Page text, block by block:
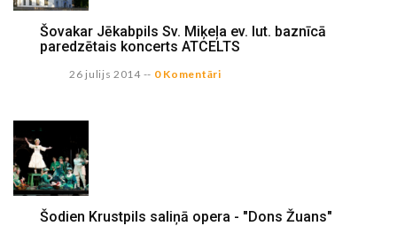
Šovakar Jēkabpils Sv. Miķeļa ev. lut. baznīcā
paredzētais koncerts ATCELTS
26 julijs 2014-- 0 Komentāri
Šodien Krustpils saliņā opera - "Dons Žuans"